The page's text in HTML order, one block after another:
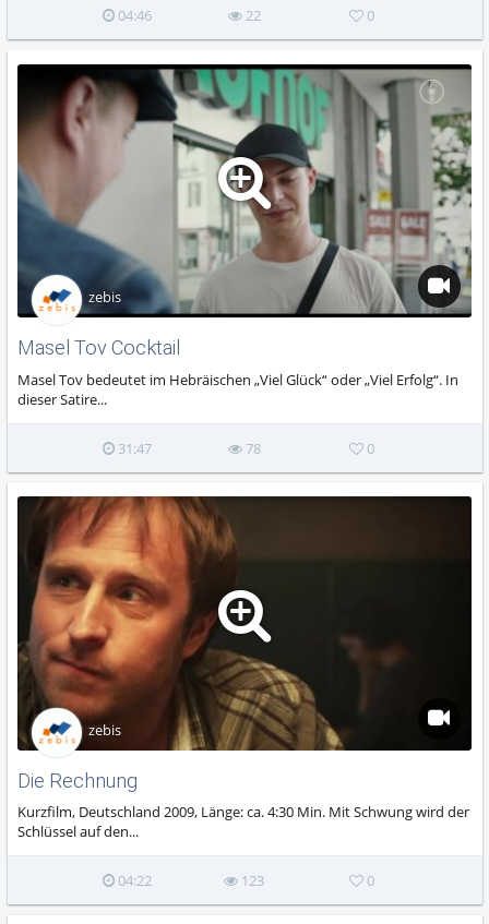
04:46 22 0
Masel Tov Cocktail
Masel Tov bedeutet im Hebräischen „Viel Glück“ oder „Viel Erfolg“. In
dieser Satire...
zebis
31:47 78 0
Die Rechnung
Kurzfilm, Deutschland 2009, Länge: ca. 4:30 Min. Mit Schwung wird der
Schlüssel auf den...
zebis
04:22 123 0